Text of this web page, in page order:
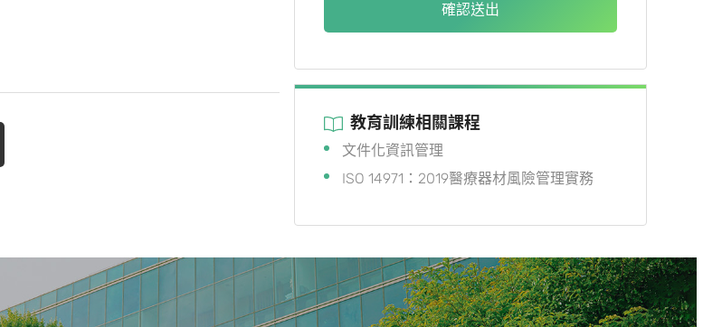
確認送出
教育訓練相關課程
文件化資訊管理
ISO 14971：2019醫療器材風險管理實務